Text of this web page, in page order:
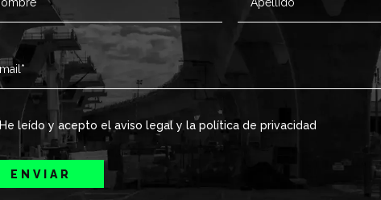
He leído y acepto el aviso legal y la política de privacidad
ENVIAR